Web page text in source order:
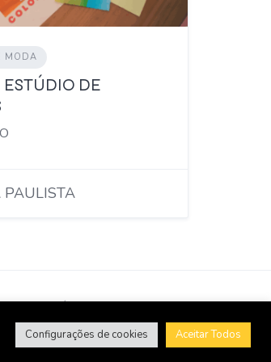
MODA
DE
PAULISTA
Notícias
Quem Somos
Termos e Condições
Configurações de cookies Aceitar Todos